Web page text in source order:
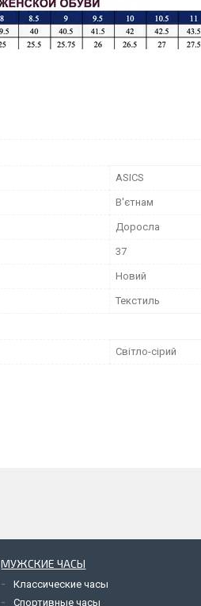
ASICS
В'єтнам
Доросла
37
Новий
Текстиль
Світло-сірий
МУЖСКИЕ ЧАСЫ
Классические часы
Спортивные часы